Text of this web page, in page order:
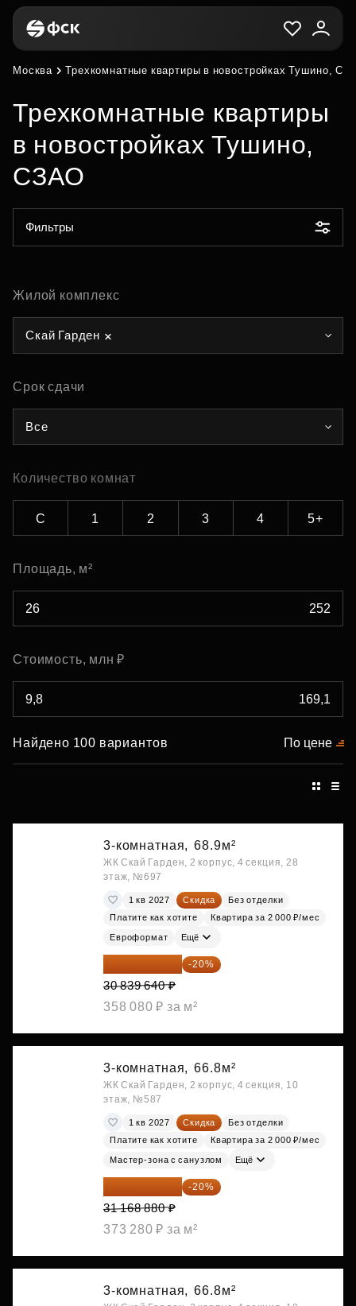
Москва Трехкомнатные квартиры в новостройках Тушино,
Трехкомнатные квартиры
в новостройках Тушино,
СЗАО
Фильтры
Жилой комплекс
Скай Гарден
Срок сдачи
Все
Количество комнат
С 1 2 3 4 5+
Площадь, м²
Стоимость, млн ₽
Найдено 100 вариантов По цене
3-комнатная, 68.9м²
ЖК Скай Гарден, 2 корпус, 4 секция, 28
этаж, №697
1 кв 2027 Скидка
Без отделки
Платите как хотите
Квартира за 2 000 ₽/мес
Евроформат Ещё
24 671 712 ₽ -20%
30 839 640 ₽
358 080 ₽ за м²
3-комнатная, 66.8м²
ЖК Скай Гарден, 2 корпус, 4 секция, 10
этаж, №587
1 кв 2027 Скидка
Без отделки
Платите как хотите
Квартира за 2 000 ₽/мес
Мастер-зона с санузлом Ещё
24 935 104 ₽ -20%
31 168 880 ₽
373 280 ₽ за м²
3-комнатная, 66.8м²